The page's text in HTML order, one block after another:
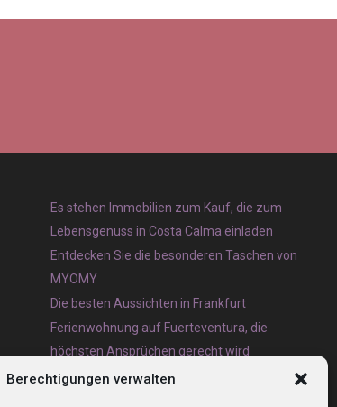
Berechtigungen verwalten
Es stehen Immobilien zum Kauf, die zum
Lebensgenuss in Costa Calma einladen
Entdecken Sie die besonderen Taschen von
MYOMY
Die besten Aussichten in Frankfurt
Ferienwohnung auf Fuerteventura, die
höchsten Ansprüchen gerecht wird
Eternit Wellplatten Entsorgung lieber heute als